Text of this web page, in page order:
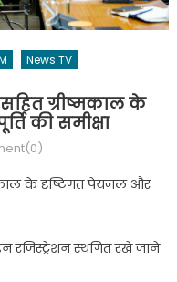
News TV
सहित ग्रीष्मकाल के
की समीक्षा
के दृष्टिगत पेयजल और
रजिस्ट्रेशन स्थगित रखे जाने